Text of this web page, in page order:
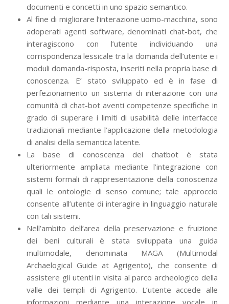
documenti e concetti in uno spazio semantico.
Al fine di migliorare l’interazione uomo-macchina, sono
adoperati agenti software, denominati chat-bot, che
interagiscono con l’utente individuando una
corrispondenza lessicale tra la domanda dell’utente e i
moduli domanda-risposta, inseriti nella propria base di
conoscenza. E’ stato sviluppato ed è in fase di
perfezionamento un sistema di interazione con una
comunità di chat-bot aventi competenze specifiche in
grado di superare i limiti di usabilità delle interfacce
tradizionali mediante l’applicazione della metodologia
di analisi della semantica latente.
La base di conoscenza dei chatbot è stata
ulteriormente ampliata mediante l’integrazione con
sistemi formali di rappresentazione della conoscenza
quali le ontologie di senso comune; tale approccio
consente all’utente di interagire in linguaggio naturale
con tali sistemi.
Nell’ambito dell’area della preservazione e fruizione
dei beni culturali è stata sviluppata una guida
multimodale, denominata MAGA (Multimodal
Archaelogical Guide at Agrigento), che consente di
assistere gli utenti in visita al parco archeologico della
valle dei templi di Agrigento. L’utente accede alle
informazioni mediante una interazione vocale in